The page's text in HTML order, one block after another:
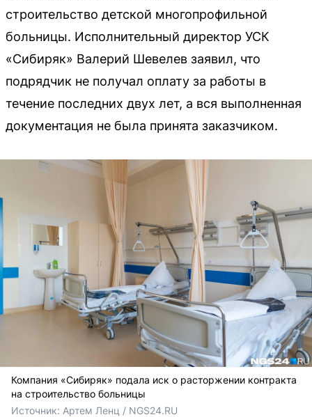
строительство детской многопрофильной
больницы. Исполнительный директор УСК
«Сибиряк» Валерий Шевелев заявил, что
подрядчик не получал оплату за работы в
течение последних двух лет, а вся выполненная
документация не была принята заказчиком.
Компания «Сибиряк» подала иск о расторжении контракта
на строительство больницы
Источник: Артем Ленц / NGS24.RU